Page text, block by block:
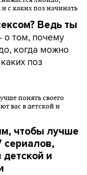
Ведь ты
о том, почему
когда можно
поз
чтобы лучше
сериалов,
и